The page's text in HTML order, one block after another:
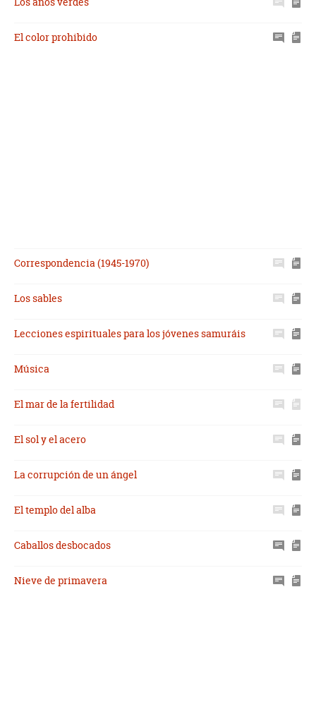
El color prohibido
Correspondencia (1945-1970)
Los sables
Lecciones espirituales para los jóvenes samuráis
Música
El mar de la fertilidad
El sol y el acero
La corrupción de un ángel
El templo del alba
Caballos desbocados
Nieve de primavera